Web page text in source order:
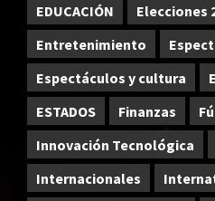
EDUCACIÓN
Elecciones
Entretenimiento
Espectáculos y cultura
ESTADOS
Finanzas
Innovación Tecnológica
Internacionales